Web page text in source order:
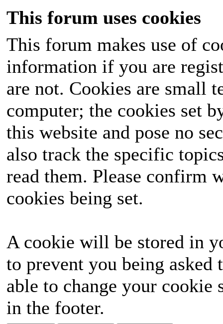
This forum uses cookies
This forum makes use of
information if you are
are not. Cookies are small
computer; the cookies set
this website and pose no
also track the specific
read them. Please confirm
cookies being set.
A cookie will be stored in
to prevent you being
able to change your
in the footer.